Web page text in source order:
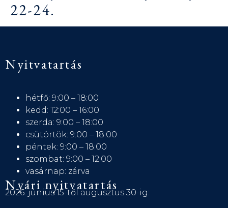
22-24.
Nyitvatartás
hétfő: 9:00 – 18:00
kedd: 12:00 – 16:00
szerda: 9:00 – 18:00
csütörtök: 9:00 – 18:00
péntek: 9:00 – 18:00
szombat: 9:00 – 12:00
vasárnap: zárva
Nyári nyitvatartás
2026. június 15-től augusztus 30-ig: